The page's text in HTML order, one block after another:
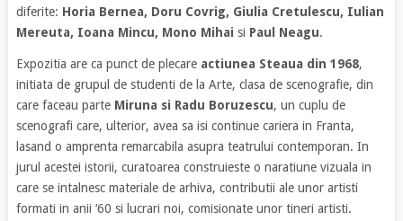
diferite: Horia Bernea, Doru Covrig, Giulia Cretulescu, Iulian
Mereuta, Ioana Mincu, Mono Mihai si Paul Neagu.
Expozitia are ca punct de plecare actiunea Steaua din 1968,
initiata de grupul de studenti de la Arte, clasa de scenografie, din
care faceau parte Miruna si Radu Boruzescu, un cuplu de
scenografi care, ulterior, avea sa isi continue cariera in Franta,
lasand o amprenta remarcabila asupra teatrului contemporan. In
jurul acestei istorii, curatoarea construieste o naratiune vizuala in
care se intalnesc materiale de arhiva, contributii ale unor artisti
formati in anii ‘60 si lucrari noi, comisionate unor tineri artisti.